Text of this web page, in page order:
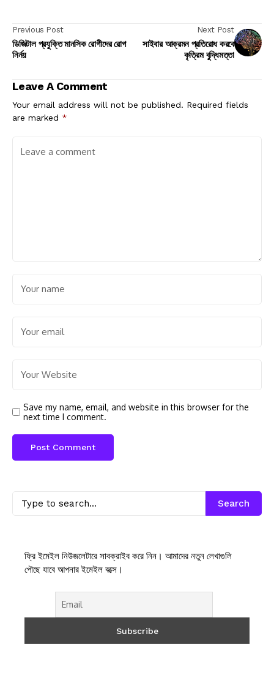
Previous Post
ডিজিটাল প্রযুক্তি মানসিক রোগীদের রোগ
নির্নয়
Next Post
সাইবার আক্রমন প্রতিরোধ করবে
কৃত্রিম বুদ্ধিমত্তা
Leave A Comment
Your email address will not be published. Required fields
are marked *
Save my name, email, and website in this browser for the
next time I comment.
Search
ফ্রি ইমেইল নিউজলেটারে সাবক্রাইব করে নিন। আমাদের নতুন লেখাগুলি
পৌছে যাবে আপনার ইমেইল বক্সে।